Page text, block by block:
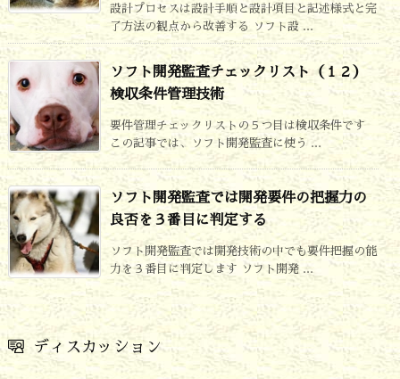
設計プロセスは設計手順と設計項目と記述様式と完
了方法の観点から改善する ソフト設 ...
ソフト開発監査チェックリスト（１２）
検収条件管理技術
要件管理チェックリストの５つ目は検収条件です
この記事では、ソフト開発監査に使う ...
ソフト開発監査では開発要件の把握力の
良否を３番目に判定する
ソフト開発監査では開発技術の中でも要件把握の能
力を３番目に判定します ソフト開発 ...
ディスカッション